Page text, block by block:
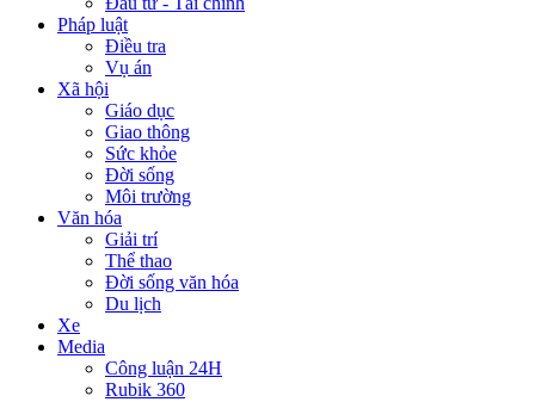
Pháp luật
Điều tra
Vụ án
Xã hội
Giáo dục
Giao thông
Sức khỏe
Đời sống
Môi trường
Văn hóa
Giải trí
Thể thao
Đời sống văn hóa
Du lịch
Xe
Media
Công luận 24H
Rubik 360